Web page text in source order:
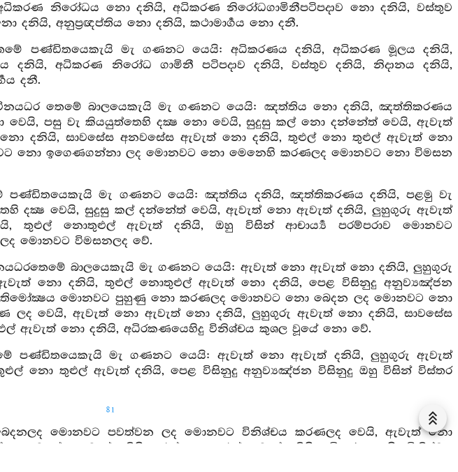
නිරෝධය නො දනියි, අධිකරණ නිරෝධගාමිනීපටිපදාව නො දනියි, වස්තුව
දනියි, අනුප්‍රඥප්තිය නො දනියි, කථාමාර්‍ගය නො දනී.
පණ්ඩිතයෙකැයි මැ ගණනට යෙයි: අධිකරණය දනියි, අධිකරණ මූලය දනියි,
අධිකරණ නිරෝධ ගාමිනී පටිපදාව දනියි, වස්තුව දනියි, නිදානය දනියි,
දනී.
තෙමේ බාලයෙකැයි මැ ගණනට යෙයි: ඤත්තිය නො දනියි, ඤත්තිකරණය
පසු වැ කියයුත්තෙහි දක්‍ෂ නො වෙයි, සුදුසු කල් නො දන්නේත් වෙයි, ඇවැත්
දනියි, සාවසේස අනවසේස ඇවැත් නො දනියි, තුළුල් නො තුළුල් ඇවැත් නො
නො ඉගෙණගන්නා ලද මොනවට නො මෙනෙහි කරණලද මොනවට නො විමසන
පණ්ඩිතයෙකැයි මැ ගණනට යෙයි: ඤත්තිය දනියි, ඤත්තිකරණය දනියි, පළමු වැ
දක්‍ෂ වෙයි, සුදුසු කල් දන්නේත් වෙයි, ඇවැත් නො ඇවැත් දනියි, ලුහුගුරු ඇවැත්
තුළුල් නොතුළුල් ඇවැත් දනියි, ඔහු විසින් ආචාර්‍ය්‍ය පරම්පරාව මොනවට
මොනවට විමසනලද වේ.
බාලයෙකැයි මැ ගණනට යෙයි: ඇවැත් නො ඇවැත් නො දනියි, ලුහුගුරු
නො දනියි, තුළුල් නොතුළුල් ඇවැත් නො දනියි, පෙළ විසිනුදු අනුව්‍යඤ්ජන
මොනවට පුහුණු නො කරණලද මොනවට නො බෙදන ලද මොනවට නො
ලද වෙයි, ඇවැත් නො ඇවැත් නො දනියි, ලුහුගුරු ඇවැත් නො දනියි, සාවසේස
ඇවැත් නො දනියි, අධිරකණයෙහිදු විනිශ්චය කුශල වූයේ නො වේ.
පණ්ඩිතයෙකැයි මැ ගණනට යෙයි: ඇවැත් නො ඇවැත් දනියි, ලුහුගුරු ඇවැත්
නො තුළුල් ඇවැත් දනියි, පෙළ විසිනුදු අනුව්‍යඤ්ජන විසිනුදු ඔහු විසින් විස්තර
81
මොනවට පවත්වන ලද මොනවට විනිශ්චය කරණලද වෙයි, ඇවැත් නො
අනවසේස ඇවැත් දනියි, තුළුල් නො තුළුල් ඇවැත් දනියි, අධිකරණයෙහිදු විනිශ්චය